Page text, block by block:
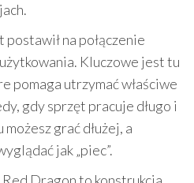
na połączenie
Kluczowe jest tu
pomaga utrzymać właściwe
gdy sprzęt pracuje długo i
grać dłużej, a
jak „piec”.